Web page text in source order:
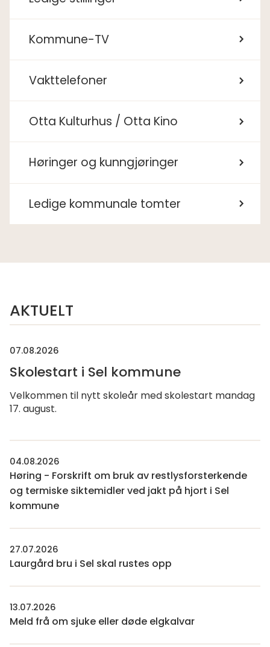
Kommune-TV
Vakttelefoner
Otta Kulturhus / Otta Kino
Høringer og kunngjøringer
Ledige kommunale tomter
AKTUELT
07.08.2026
Skolestart i Sel kommune
Velkommen til nytt skoleår med skolestart mandag
17. august.
04.08.2026
Høring - Forskrift om bruk av restlysforsterkende
og termiske siktemidler ved jakt på hjort i Sel
kommune
27.07.2026
Laurgård bru i Sel skal rustes opp
13.07.2026
Meld frå om sjuke eller døde elgkalvar